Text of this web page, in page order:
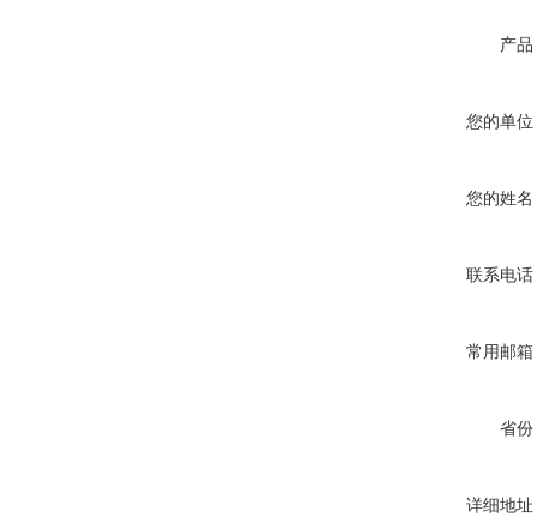
产品
您的单位
您的姓名
联系电话
常用邮箱
省份
详细地址